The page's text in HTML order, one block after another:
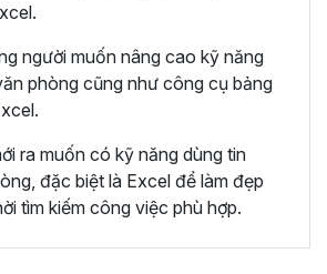
người muốn nâng cao kỹ năng
phòng cũng như công cụ bảng
ra muốn có kỹ năng dùng tin
đặc biệt là Excel để làm đẹp
tìm kiếm công việc phù hợp.